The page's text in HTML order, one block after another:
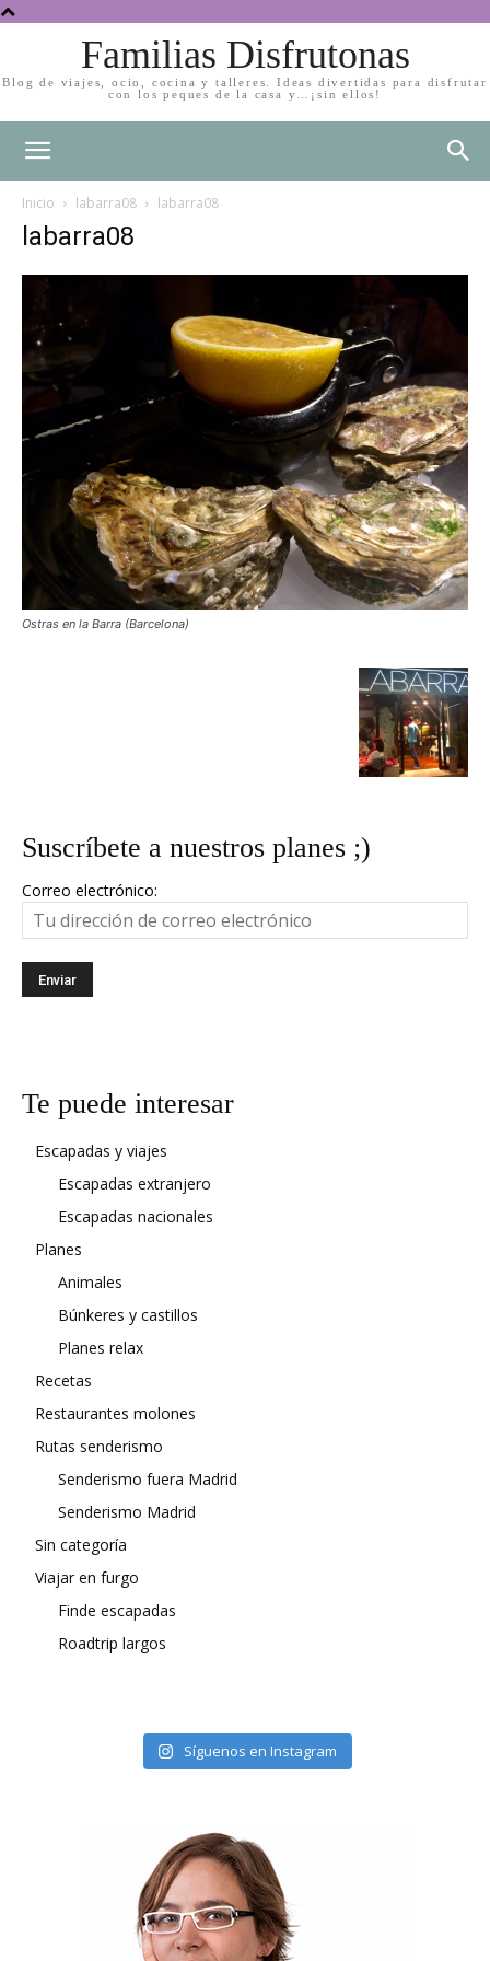
Familias Disfrutonas
Blog de viajes, ocio, cocina y talleres. Ideas divertidas para disfrutar
con los peques de la casa y…¡sin ellos!
Inicio labarra08 labarra08
labarra08
Ostras en la Barra (Barcelona)
Suscríbete a nuestros planes ;)
Correo electrónico:
Te puede interesar
Escapadas y viajes
Escapadas extranjero
Escapadas nacionales
Planes
Animales
Búnkeres y castillos
Planes relax
Recetas
Restaurantes molones
Rutas senderismo
Senderismo fuera Madrid
Senderismo Madrid
Sin categoría
Viajar en furgo
Finde escapadas
Roadtrip largos
Síguenos en Instagram